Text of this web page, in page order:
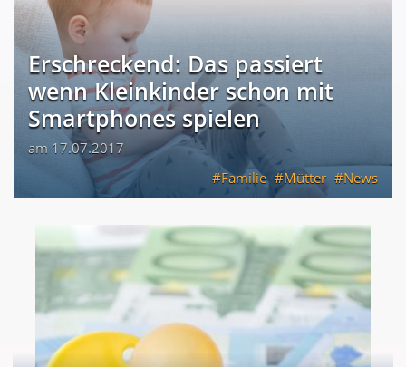
Erschreckend: Das passiert
wenn Kleinkinder schon mit
Smartphones spielen
am 17.07.2017
Familie
Mütter News